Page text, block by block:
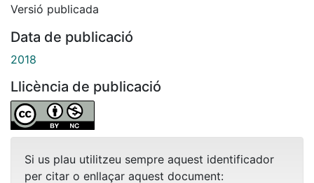
Versió publicada
Data de publicació
2018
Llicència de publicació
Si us plau utilitzeu sempre aquest identificador
per citar o enllaçar aquest document: